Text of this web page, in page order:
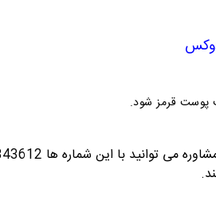
قرمز شود.
می توانید با این شماره ها 09358343612 / 02165389693